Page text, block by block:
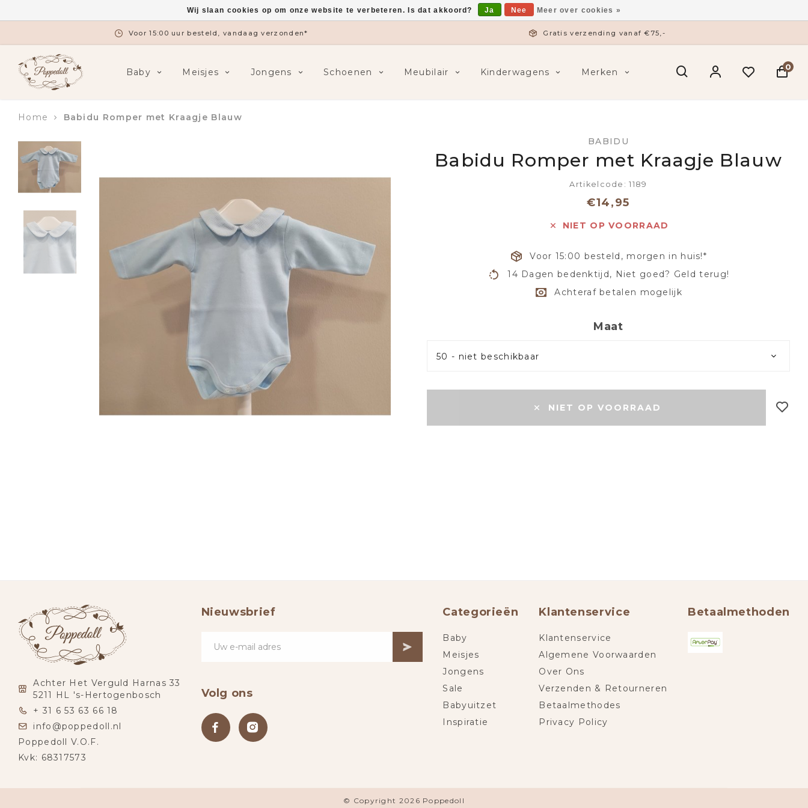
Voor 15:00 uur besteld, vandaag verzonden* Gratis verzending vanaf €75,-
Baby Meisjes Jongens Schoenen Meubilair Kinderwagens Merken 0
Home Babidu Romper met Kraagje Blauw
BABIDU
Babidu Romper met Kraagje Blauw
Artikelcode: 1189
€14,95
NIET OP VOORRAAD
Voor 15:00 besteld, morgen in huis!*
14 Dagen bedenktijd, Niet goed? Geld terug!
Achteraf betalen mogelijk
Maat
50 - niet beschikbaar
NIET OP VOORRAAD
Achter Het Verguld Harnas 33
5211 HL 's-Hertogenbosch
+ 31 6 53 63 66 18
info@poppedoll.nl
Poppedoll V.O.F.
Kvk: 68317573
Nieuwsbrief
Volg ons
Categorieën
Baby
Meisjes
Jongens
Sale
Babyuitzet
Inspiratie
Klantenservice
Klantenservice
Algemene Voorwaarden
Over Ons
Verzenden & Retourneren
Betaalmethodes
Privacy Policy
Betaalmethoden
© Copyright 2026 Poppedoll
Wij slaan cookies op om onze website te verbeteren. Is dat akkoord? Ja Nee Meer over cookies »